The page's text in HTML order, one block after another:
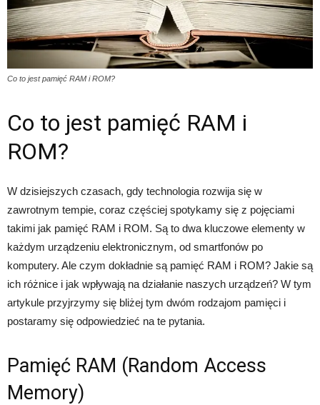
Co to jest pamięć RAM i ROM?
Co to jest pamięć RAM i
ROM?
W dzisiejszych czasach, gdy technologia rozwija się w
zawrotnym tempie, coraz częściej spotykamy się z pojęciami
takimi jak pamięć RAM i ROM. Są to dwa kluczowe elementy w
każdym urządzeniu elektronicznym, od smartfonów po
komputery. Ale czym dokładnie są pamięć RAM i ROM? Jakie są
ich różnice i jak wpływają na działanie naszych urządzeń? W tym
artykule przyjrzymy się bliżej tym dwóm rodzajom pamięci i
postaramy się odpowiedzieć na te pytania.
Pamięć RAM (Random Access
Memory)